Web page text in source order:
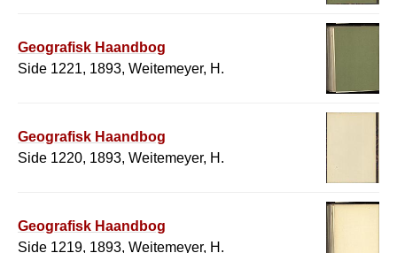
Geografisk Haandbog
Side 1221, 1893, Weitemeyer, H.
Geografisk Haandbog
Side 1220, 1893, Weitemeyer, H.
Geografisk Haandbog
Side 1219, 1893, Weitemeyer, H.